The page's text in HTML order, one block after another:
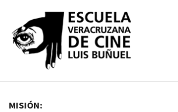
MISIÓN: